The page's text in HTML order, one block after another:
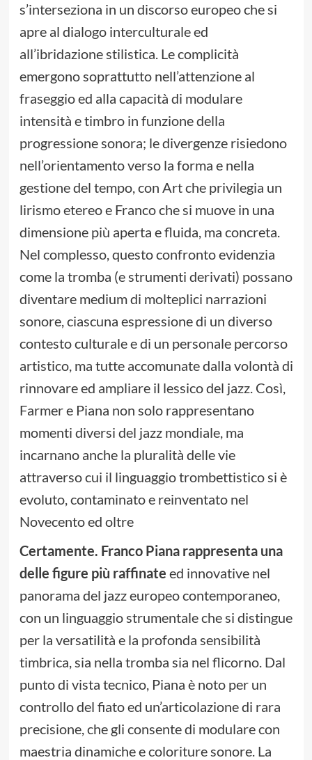
s’interseziona in un discorso europeo che si
apre al dialogo interculturale ed
all’ibridazione stilistica. Le complicità
emergono soprattutto nell’attenzione al
fraseggio ed alla capacità di modulare
intensità e timbro in funzione della
progressione sonora; le divergenze risiedono
nell’orientamento verso la forma e nella
gestione del tempo, con Art che privilegia un
lirismo etereo e Franco che si muove in una
dimensione più aperta e fluida, ma concreta.
Nel complesso, questo confronto evidenzia
come la tromba (e strumenti derivati) possano
diventare medium di molteplici narrazioni
sonore, ciascuna espressione di un diverso
contesto culturale e di un personale percorso
artistico, ma tutte accomunate dalla volontà di
rinnovare ed ampliare il lessico del jazz. Così,
Farmer e Piana non solo rappresentano
momenti diversi del jazz mondiale, ma
incarnano anche la pluralità delle vie
attraverso cui il linguaggio trombettistico si è
evoluto, contaminato e reinventato nel
Novecento ed oltre
Certamente. Franco Piana rappresenta una
delle figure più raffinate ed innovative nel
panorama del jazz europeo contemporaneo,
con un linguaggio strumentale che si distingue
per la versatilità e la profonda sensibilità
timbrica, sia nella tromba sia nel flicorno. Dal
punto di vista tecnico, Piana è noto per un
controllo del fiato ed un’articolazione di rara
precisione, che gli consente di modulare con
maestria dinamiche e coloriture sonore. La